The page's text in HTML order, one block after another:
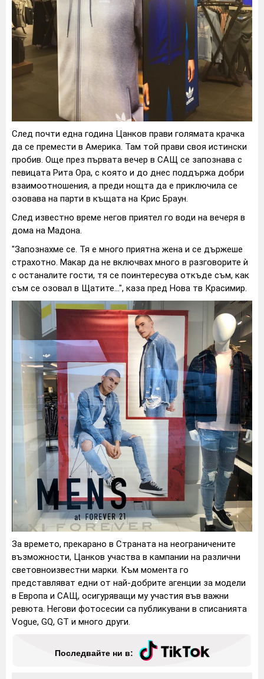
След почти една година Цанков прави голямата крачка
да се премести в Америка. Там той прави своя истински
пробив. Още през първата вечер в САЩ се запознава с
певицата Рита Ора, с която и до днес поддържа добри
взаимоотношения, а преди нощта да е приключила се
озовава на парти в къщата на Крис Браун.
След известно време негов приятел го води на вечеря в
дома на Мадона.
"Запознахме се. Тя е много приятна жена и се държеше
страхотно. Макар да не включвах много в разговорите ѝ
с останалите гости, тя се поинтересува откъде съм, как
съм се озовал в Щатите...", каза пред Нова тв Красимир.
За времето, прекарано в Страната на неограничените
възможности, Цанков участва в кампании на различни
световноизвестни марки. Към момента го
представляват едни от най-добрите агенции за модели
в Европа и САЩ, осигуряващи му участия във важни
ревюта. Негови фотосесии са публикувани в списанията
Vogue, GQ, GT и много други.
Последвайте ни в: